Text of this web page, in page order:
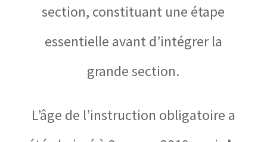
section, constituant une étape
essentielle avant d’intégrer la
grande section.
L’âge de l’instruction obligatoire a